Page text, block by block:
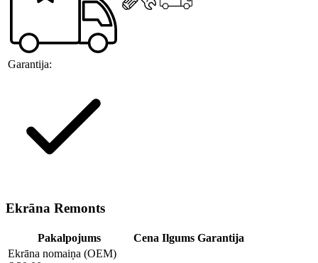
Garantija:
Ekrāna Remonts
Pakalpojums Cena Ilgums Garantija
Ekrāna nomaiņa (OEM)